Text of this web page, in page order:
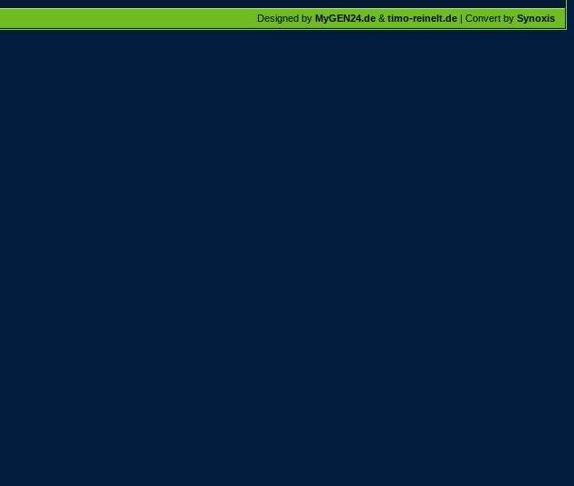
Designed by MyGEN24.de & timo-reinelt.de | Convert by Synoxis